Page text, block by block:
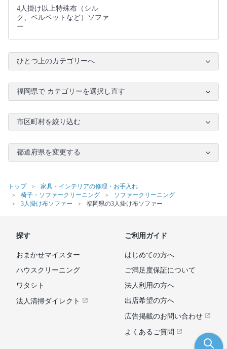
4人掛け以上特殊布（シル
ク、ベルベットなど）ソファ
ー
ひとつ上のカテゴリーへ
福岡県で カテゴリーを選択し直す
市区町村を絞り込む
都道府県を変更する
トップ
家具・インテリアの修理・お手入れ
椅子・ソファークリーニング
ソファークリーニング
3人掛け布ソファー
福岡県の3人掛け布ソファー
探す
おまかせマイスター
ハウスクリーニング
ワタシト
法人清掃ダイレクト
ご利用ガイド
はじめての方へ
ご満足度保証について
法人利用の方へ
出店希望の方へ
広告掲載のお問い合わせ
よくあるご質問